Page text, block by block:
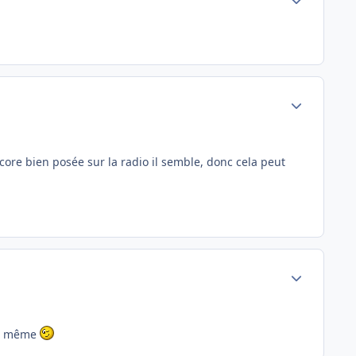
bien posée sur la radio il semble, donc cela peut